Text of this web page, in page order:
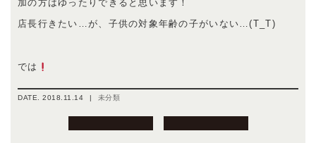
加の方はゆったりできると思います！
店長行きたい…が、子供の対象年齢の子がいない…(T_T)
では
DATE.2018.11.14 | 未分類